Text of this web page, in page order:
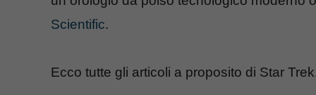
Scientific.
Ecco tutte gli articoli a proposito di Star